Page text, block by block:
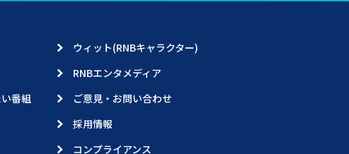
ウィット(RNBキャラクター)
RNBエンタメディア
番組
ご意見・お問い合わせ
採用情報
コンプライアンス